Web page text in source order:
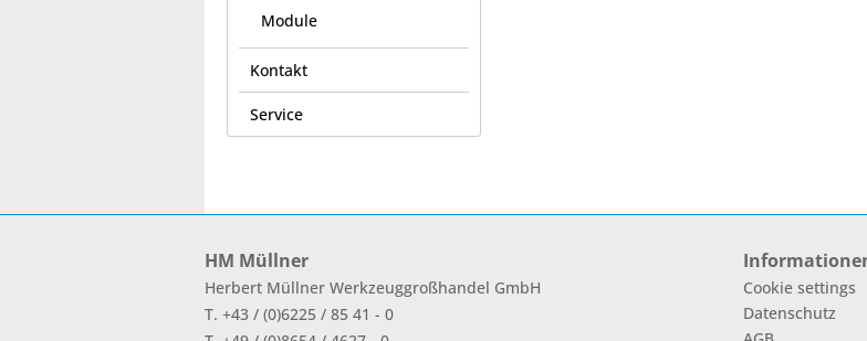
Module
Kontakt
Service
HM Müllner
Herbert Müllner Werkzeuggroßhandel GmbH
T. +43 / (0)6225 / 85 41 - 0
Cookie settings
Datenschutz